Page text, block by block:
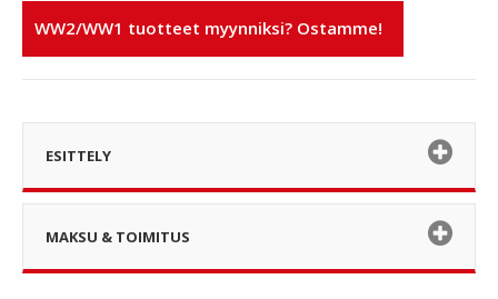
WW2/WW1 tuotteet myynniksi? Ostamme!
ESITTELY
MAKSU & TOIMITUS